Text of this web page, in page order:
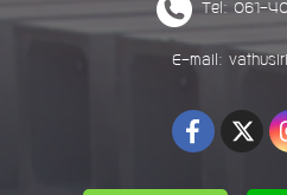
Tel: 061-
E-mail: